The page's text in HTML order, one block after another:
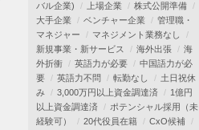
バル企業)
上場企業
株式公開準備
大手企業
ベンチャー企業
管理職・
マネジャー
マネジメント業務なし
新規事業・新サービス
海外出張
海
外折衝
英語力が必要
中国語力が必
要
英語力不問 転勤なし
土日祝休
み
3,000万円以上資金調達済
1億円
以上資金調達済
ポテンシャル採用（未
経験可）
20代役員在籍
CxO候補